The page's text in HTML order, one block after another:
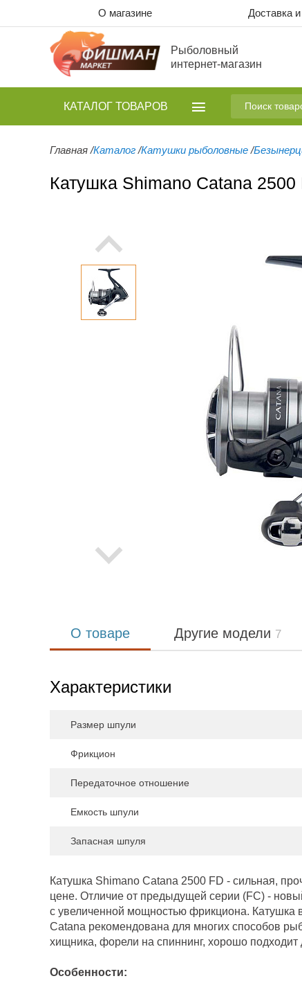
О магазине Доставка
Рыболовный
интернет-магазин
КАТАЛОГ ТОВАРОВ
Главная /Каталог /Катушки рыболовные /
Катушка Shimano Catana 2500
О товаре Другие модели 7
Характеристики
Размер шпули
Фрикцион
Передаточное отношение
Емкость шпули
Запасная шпуля
Катушка Shimano Catana 2500 FD - сильная,
цене. Отличие от предыдущей серии (FC) -
с увеличенной мощностью фрикциона. Катушка
Catana рекомендована для многих способов
хищника, форели на спиннинг, хорошо
Особенности: